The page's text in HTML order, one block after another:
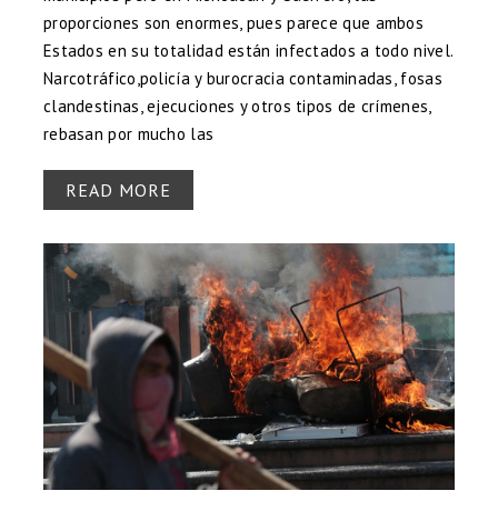
proporciones son enormes, pues parece que ambos
Estados en su totalidad están infectados a todo nivel.
Narcotráfico,policía y burocracia contaminadas, fosas
clandestinas, ejecuciones y otros tipos de crímenes,
rebasan por mucho las
READ MORE